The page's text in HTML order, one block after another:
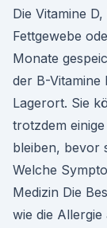
Die Vitamine
Fettgewebe
Monate
der B-Vitamine
Lagerort. Sie
trotzdem
bleiben, bevor
Welche
Medizin Die
wie die